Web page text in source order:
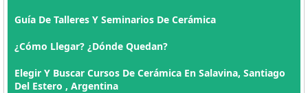
Guía De Talleres Y Seminarios De Cerámica
¿Cómo Llegar? ¿Dónde Quedan?
Elegir Y Buscar Cursos De Cerámica En Salavina, Santiago
Del Estero , Argentina